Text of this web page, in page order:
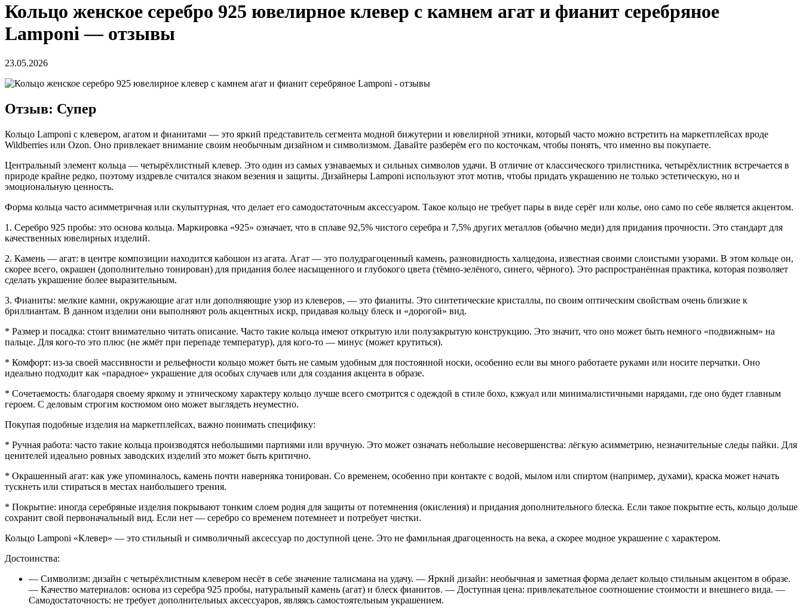
Кольцо женское серебро 925 ювелирное клевер с камнем агат и фианит серебряное
Lamponi — отзывы
23.05.2026
Отзыв: Супер
Кольцо Lamponi с клевером, агатом и фианитами — это яркий представитель сегмента модной бижутерии и ювелирной этники, который часто можно встретить на маркетплейсах вроде
Wildberries или Ozon. Оно привлекает внимание своим необычным дизайном и символизмом. Давайте разберём его по косточкам, чтобы понять, что именно вы покупаете.
Центральный элемент кольца — четырёхлистный клевер. Это один из самых узнаваемых и сильных символов удачи. В отличие от классического трилистника, четырёхлистник встречается в
природе крайне редко, поэтому издревле считался знаком везения и защиты. Дизайнеры Lamponi используют этот мотив, чтобы придать украшению не только эстетическую, но и
эмоциональную ценность.
Форма кольца часто асимметричная или скульптурная, что делает его самодостаточным аксессуаром. Такое кольцо не требует пары в виде серёг или колье, оно само по себе является акцентом.
1. Серебро 925 пробы: это основа кольца. Маркировка «925» означает, что в сплаве 92,5% чистого серебра и 7,5% других металлов (обычно меди) для придания прочности. Это стандарт для
качественных ювелирных изделий.
2. Камень — агат: в центре композиции находится кабошон из агата. Агат — это полудрагоценный камень, разновидность халцедона, известная своими слоистыми узорами. В этом кольце он,
скорее всего, окрашен (дополнительно тонирован) для придания более насыщенного и глубокого цвета (тёмно-зелёного, синего, чёрного). Это распространённая практика, которая позволяет
сделать украшение более выразительным.
3. Фианиты: мелкие камни, окружающие агат или дополняющие узор из клеверов, — это фианиты. Это синтетические кристаллы, по своим оптическим свойствам очень близкие к
бриллиантам. В данном изделии они выполняют роль акцентных искр, придавая кольцу блеск и «дорогой» вид.
* Размер и посадка: стоит внимательно читать описание. Часто такие кольца имеют открытую или полузакрытую конструкцию. Это значит, что оно может быть немного «подвижным» на
пальце. Для кого-то это плюс (не жмёт при перепаде температур), для кого-то — минус (может крутиться).
* Комфорт: из-за своей массивности и рельефности кольцо может быть не самым удобным для постоянной носки, особенно если вы много работаете руками или носите перчатки. Оно
идеально подходит как «парадное» украшение для особых случаев или для создания акцента в образе.
* Сочетаемость: благодаря своему яркому и этническому характеру кольцо лучше всего смотрится с одеждой в стиле бохо, кэжуал или минималистичными нарядами, где оно будет главным
героем. С деловым строгим костюмом оно может выглядеть неуместно.
Покупая подобные изделия на маркетплейсах, важно понимать специфику:
* Ручная работа: часто такие кольца производятся небольшими партиями или вручную. Это может означать небольшие несовершенства: лёгкую асимметрию, незначительные следы пайки. Для
ценителей идеально ровных заводских изделий это может быть критично.
* Окрашенный агат: как уже упоминалось, камень почти наверняка тонирован. Со временем, особенно при контакте с водой, мылом или спиртом (например, духами), краска может начать
тускнеть или стираться в местах наибольшего трения.
* Покрытие: иногда серебряные изделия покрывают тонким слоем родия для защиты от потемнения (окисления) и придания дополнительного блеска. Если такое покрытие есть, кольцо дольше
сохранит свой первоначальный вид. Если нет — серебро со временем потемнеет и потребует чистки.
Кольцо Lamponi «Клевер» — это стильный и символичный аксессуар по доступной цене. Это не фамильная драгоценность на века, а скорее модное украшение с характером.
Достоинства:
— Символизм: дизайн с четырёхлистным клевером несёт в себе значение талисмана на удачу. — Яркий дизайн: необычная и заметная форма делает кольцо стильным акцентом в образе.
— Качество материалов: основа из серебра 925 пробы, натуральный камень (агат) и блеск фианитов. — Доступная цена: привлекательное соотношение стоимости и внешнего вида. —
Самодостаточность: не требует дополнительных аксессуаров, являясь самостоятельным украшением.